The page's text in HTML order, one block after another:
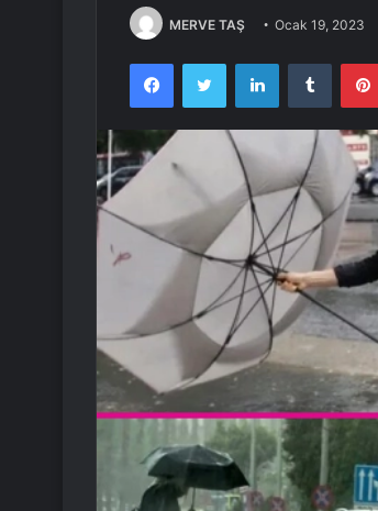
MERVE TAŞ Ocak 19, 2023
FacebookTwitter LinkedInTumblr